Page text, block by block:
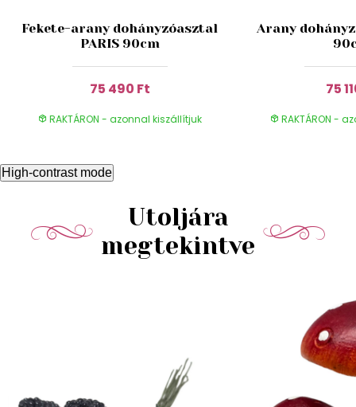
Fekete-arany dohányzóasztal
PARIS 90cm
75 490 Ft
RAKTÁRON - azonnal kiszállítjuk
Arany
75
RAKTÁRON -
High-contrast mode
Utoljára
megtekintve